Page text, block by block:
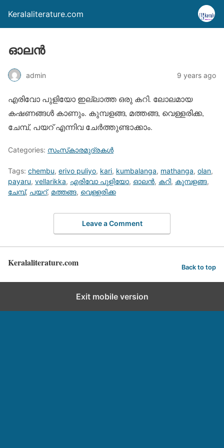
Keralaliterature.com
ഓലന്‍
admin 9 years ago
എരിവോ പുളിയോ ഇല്ലാത്ത ഒരു കറി. ലോലമായ
കഷണങ്ങള്‍ കാണും. കുമ്പളങ്ങ, മത്തങ്ങ, വെള്ളരിക്ക,
ചേമ്പ്, പയറ് എന്നിവ ചേര്‍ത്തുണ്ടാക്കാം.
Categories: സംസ്‌കാരമുദ്രകള്‍
Tags: chembu, erivo puliyo, kari, kumbalanga, mathanga, olan,
payaru, vellarikka, എരിവോ പുളിയോ, ഓലന്‍, കറി, കുമ്പളങ്ങ,
ചേമ്പ്, പയറ്, മത്തങ്ങ, വെള്ളരിക്ക
Leave a Comment
Keralaliterature.com Back to top
Exit mobile version